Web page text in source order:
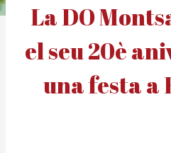
La DO
el seu 20è
una festa a